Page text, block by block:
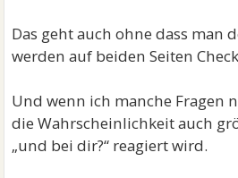
Das geht auch ohne dass man
werden auf beiden Seiten
Und wenn ich manche Fragen
die Wahrscheinlichkeit auch
„und bei dir?“ reagiert wird.